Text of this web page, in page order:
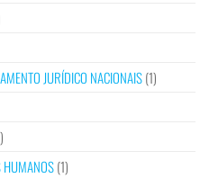
JURÍDICO NACIONAIS(1)
HUMANOS(1)